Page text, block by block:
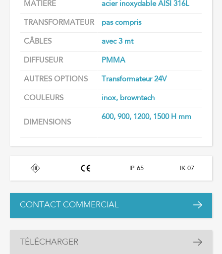
MATIÈRE acier inoxydable AISI 316L
TRANSFORMATEUR pas compris
CÂBLES avec 3 mt
DIFFUSEUR PMMA
AUTRES OPTIONS Transformateur 24V
COULEURS inox, browntech
DIMENSIONS
600, 900, 1200, 1500 H mm
IP 65 IK 07
CONTACT COMMERCIAL
TÉLÉCHARGER